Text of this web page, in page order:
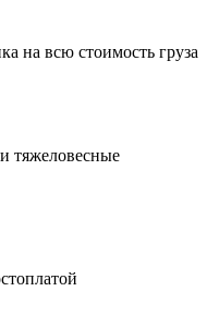
на всю стоимость груза
тяжеловесные